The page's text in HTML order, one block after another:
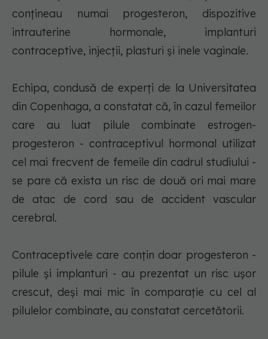
conţineau numai progesteron, dispozitive
intrauterine hormonale, implanturi
contraceptive, injecţii, plasturi şi inele vaginale.
Echipa, condusă de experţi de la Universitatea
din Copenhaga, a constatat că, în cazul femeilor
care au luat pilule combinate estrogen-
progesteron - contraceptivul hormonal utilizat
cel mai frecvent de femeile din cadrul studiului -
se pare că exista un risc de două ori mai mare
de atac de cord sau de accident vascular
cerebral.
Contraceptivele care conţin doar progesteron -
pilule şi implanturi - au prezentat un risc uşor
crescut, deşi mai mic în comparaţie cu cel al
pilulelor combinate, au constatat cercetătorii.